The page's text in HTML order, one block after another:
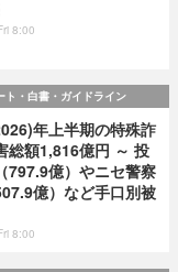
8:00
ト・白書・ガイドライン
年上半期の特殊詐
総額1,816億円 ～ 投
797.9億）やニセ警察
億）など手口別被
8:00